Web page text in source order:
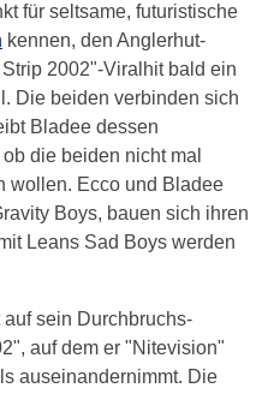
für seltsame, futuristische
kennen, den Anglerhut-
2002"-Viralhit bald ein
Die beiden verbinden sich
Bladee dessen
die beiden nicht mal
wollen. Ecco und Bladee
Boys, bauen sich ihren
Leans Sad Boys werden
sein Durchbruchs-
auf dem er "Nitevision"
auseinandernimmt. Die